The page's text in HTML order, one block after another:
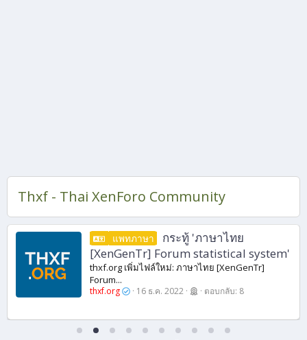
Thxf - Thai XenForo Community
แพทภาษา
กระทู้ 'ภาษาไทย
[XenGenTr] Forum statistical system'
thxf.org เพิ่มไฟล์ใหม่: ภาษาไทย [XenGenTr]
Forum...
thxf.org 16 ธ.ค. 2022 ตอบกลับ: 8